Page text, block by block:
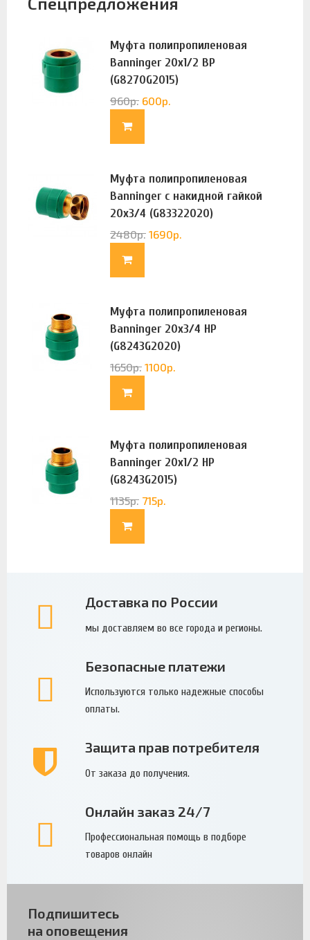
Муфта полипропиленовая
Banninger 20х1/2 ВР
(G8270G2015)
960р. 600р.
Муфта полипропиленовая
Banninger с накидной гайкой
20х3/4 (G83322020)
2480р. 1690р.
Муфта полипропиленовая
Banninger 20х3/4 НР
(G8243G2020)
1650р. 1100р.
Муфта полипропиленовая
Banninger 20х1/2 НР
(G8243G2015)
1135р. 715р.
Доставка по России
мы доставляем во все города и регионы.
Безопасные платежи
Используются только надежные способы
оплаты.
Защита прав потребителя
От заказа до получения.
Онлайн заказ 24/7
Профессиональная помощь в подборе
товаров онлайн
Подпишитесь
на оповещения